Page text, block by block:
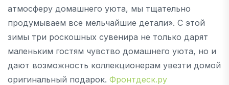
атмосферу домашнего уюта, мы тщательно
продумываем все мельчайшие детали». С этой
зимы три роскошных сувенира не только дарят
маленьким гостям чувство домашнего уюта, но и
дают возможность коллекционерам увезти домой
оригинальный подарок. Фронтдеск.ру